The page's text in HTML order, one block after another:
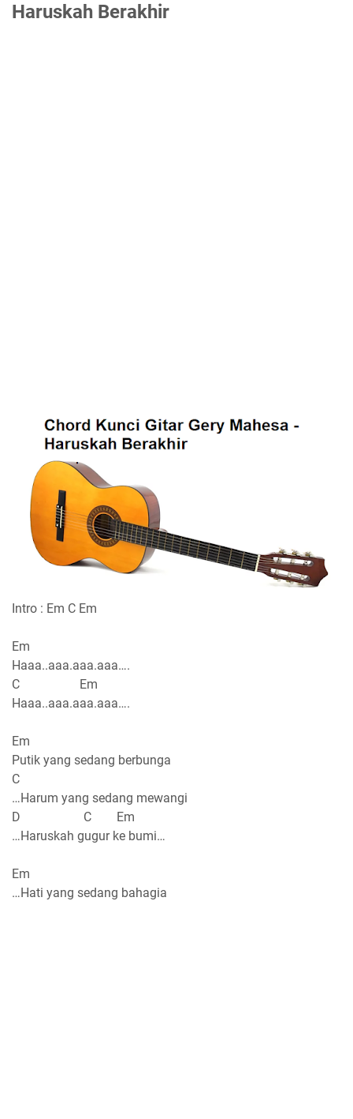
Haruskah Berakhir
Intro : Em C Em
Em
Haaa..aaa.aaa.aaa….
C Em
Haaa..aaa.aaa.aaa….
Em
Putik yang sedang berbunga
C
…Harum yang sedang mewangi
D C Em
…Haruskah gugur ke bumi…
Em
…Hati yang sedang bahagia